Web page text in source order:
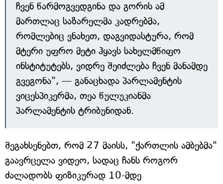
ჩვენ წარმოგვედგინა და გორის ამ
მართლაც საზარელმა კადრებმა,
რომლებიც ვნახეთ, დაგვიდასტურა, რომ
მტერი უფრო მეტი ჰყავს სახელმწიფო
ინსტიტუტებს, ვიდრე შეიძლება ჩვენ მანამდე
გვეგონა", — განაცხადა პარლამენტის
ვიცესპიკერმა, თეა წულუკიანმა
პარლამენტის ტრიბუნიდან.
შეგახსენებთ, რომ 27 მაისს, "ქართლის ამბებმა"
გაავრცელა ვიდეო, სადაც ჩანს როგორ
ძალადობს ფიზიკურად 10-მდე